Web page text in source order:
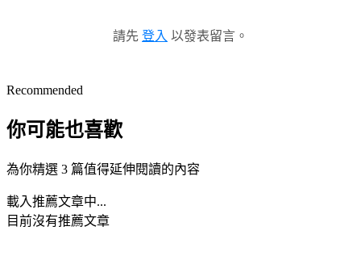
請先 登入 以發表留言。
Recommended
你可能也喜歡
為你精選 3 篇值得延伸閱讀的內容
載入推薦文章中...
目前沒有推薦文章